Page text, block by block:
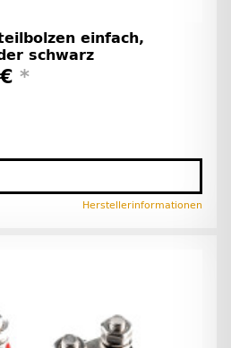
einfach,
schwarz
*
Herstellerinformationen